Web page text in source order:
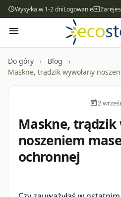
access_timeWysyłka w 1-2 dniLogowanieinput
menu
Do góry
Blog
Maskne, trądzik wywołany
calendar_today2
Maskne, trądzik
noszeniem
ochronnej